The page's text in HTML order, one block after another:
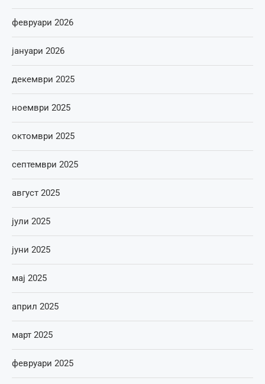
февруари 2026
јануари 2026
декември 2025
ноември 2025
октомври 2025
септември 2025
август 2025
јули 2025
јуни 2025
мај 2025
април 2025
март 2025
февруари 2025